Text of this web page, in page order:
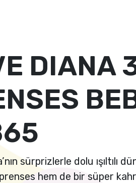
DIANA
sürprizlerle dolu ışıltılı
hem de bir süper